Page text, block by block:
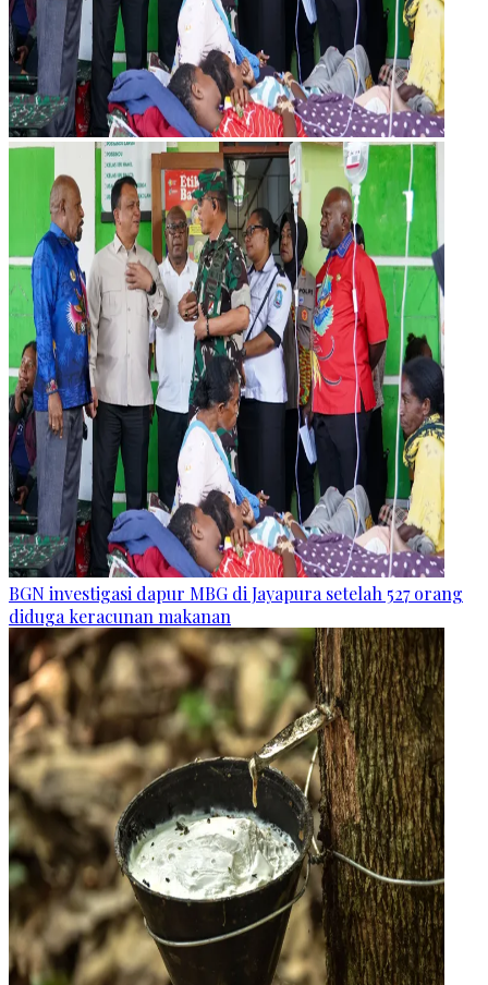
BGN investigasi dapur MBG di Jayapura setelah 527 orang
diduga keracunan makanan